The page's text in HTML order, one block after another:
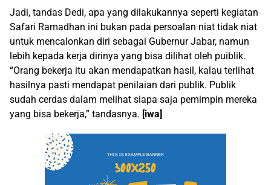
Jadi, tandas Dedi, apa yang dilakukannya seperti kegiatan
Safari Ramadhan ini bukan pada persoalan niat tidak niat
untuk mencalonkan diri sebagai Gubernur Jabar, namun
lebih kepada kerja dirinya yang bisa dilihat oleh puiblik.
“Orang bekerja itu akan mendapatkan hasil, kalau terlihat
hasilnya pasti mendapat penilaian dari publik. Publik
sudah cerdas dalam melihat siapa saja pemimpin mereka
yang bisa bekerja,” tandasnya. [iwa]